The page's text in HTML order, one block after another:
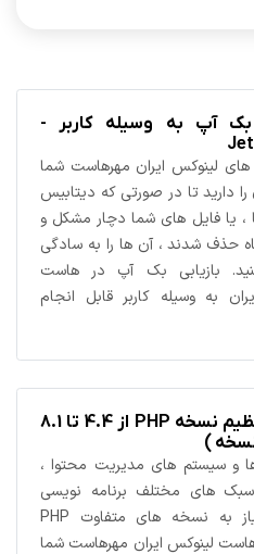
بک آپ به وسیله کاربر -
لینوکس ایران مهرهاست شما
را دارید تا در صورتی که دیتابیس
، یا فایل های شما دچار مشکل و
حذف شدند ، آن ها را به سادگی
کنید. بازیابی بک آپ در هاست
به وسیله کاربر قابل انجام
امکان تنظیم نسخه PHP از 4.4 تا 8.1
)
ها و سیستم های مدیریت محتوا ،
های مختلف برنامه نویسی
معمولا نیاز به نسخه های متفاوت PHP
هاست لینوکس ایران مهرهاست شما